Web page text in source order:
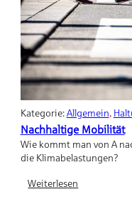
Alternativen
Kategorie:Allgemein,
Nachhaltige Mobilität
Wie kommt man von A
die Klimabelastungen?
Weiterlesen
: